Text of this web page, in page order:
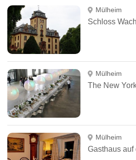
Mülheim
Schloss
Mülheim
The New
Mülheim
Gasthaus auf